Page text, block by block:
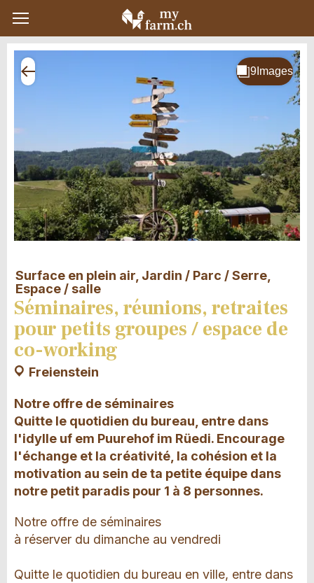
Surface en plein air, Jardin / Parc / Serre,
Espace / salle
Séminaires, réunions, retraites
pour petits groupes / espace de
co-working
Freienstein
Notre offre de séminaires
Quitte le quotidien du bureau, entre dans
l'idylle uf em Puurehof im Rüedi. Encourage
l'échange et la créativité, la cohésion et la
motivation au sein de ta petite équipe dans
notre petit paradis pour 1 à 8 personnes.
Notre offre de séminaires
à réserver du dimanche au vendredi
Quitte le quotidien du bureau en ville, entre dans